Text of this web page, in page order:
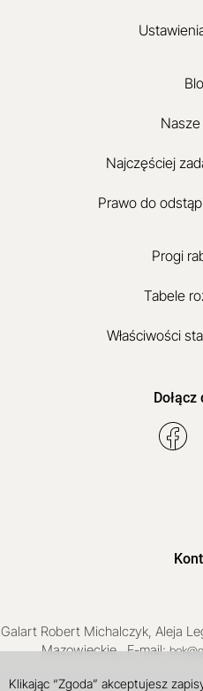
Najczęściej
Prawo do
Progi
Tabele
Właściwości
Dołącz
Galart Robert Michalczyk, Aleja
Mazowieckie,, E-mail:
Klikając “Zgoda” akceptujesz